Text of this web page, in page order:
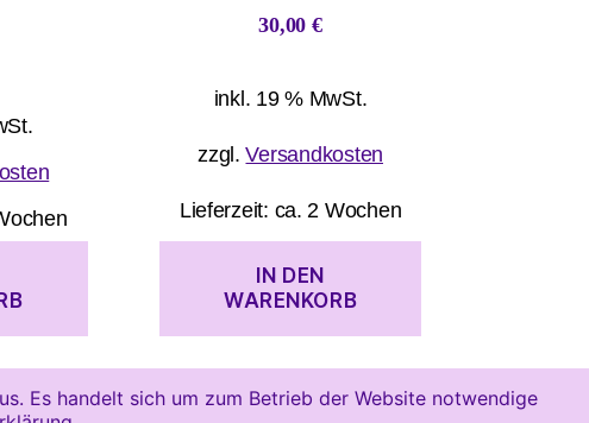
30,00 €
inkl. 19 % MwSt.
zzgl.Versandkosten
Lieferzeit: ca. 2 Wochen
IN DEN
WARENKORB
Es handelt sich um zum Betrieb der Website notwendige